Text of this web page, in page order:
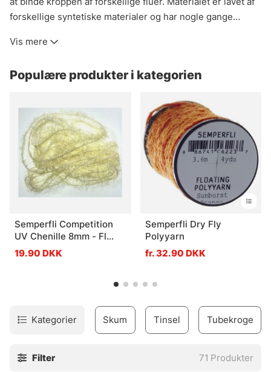
forskellige syntetiske materialer og har nogle gange
binde ørredfluer og streamers. Hos os finder du et bredt
glitter, som du kan bruge i din fluebinding.
Vis mere
Populære produkter i kategorien
Semperfli Competition
UV Chenille 8mm - Fl
Cheddar Cheese
19.90 DKK
Semperfli Dry Fly
Polyyarn
fr. 32.90 DKK
Kategorier Skum Tinsel Tubekroge
Filter 71 Produkter